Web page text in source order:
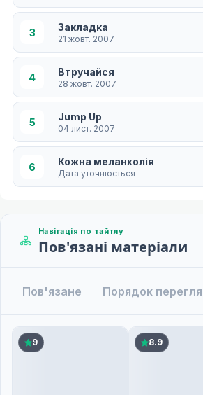
3 Закладка
21 жовт. 2007
4 Втручайся
28 жовт. 2007
5 Jump Up
04 лист. 2007
6 Кожна меланхолія
Дата уточнюється
Близько до тебе
Водяні дівчата
10
Навігація по тайтлу
Пов'язані матеріали
Пов'язане Порядок
9 8.9